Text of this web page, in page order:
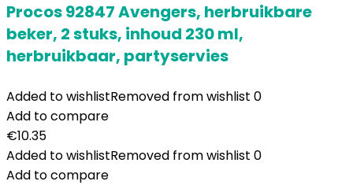
Procos 92847 Avengers, herbruikbare
beker, 2 stuks, inhoud 230 ml,
herbruikbaar, partyservies
Added to wishlistRemoved from wishlist 0
Add to compare
€10.35
Added to wishlistRemoved from wishlist 0
Add to compare